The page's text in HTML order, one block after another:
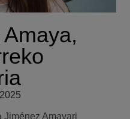
Jiménez Amayari